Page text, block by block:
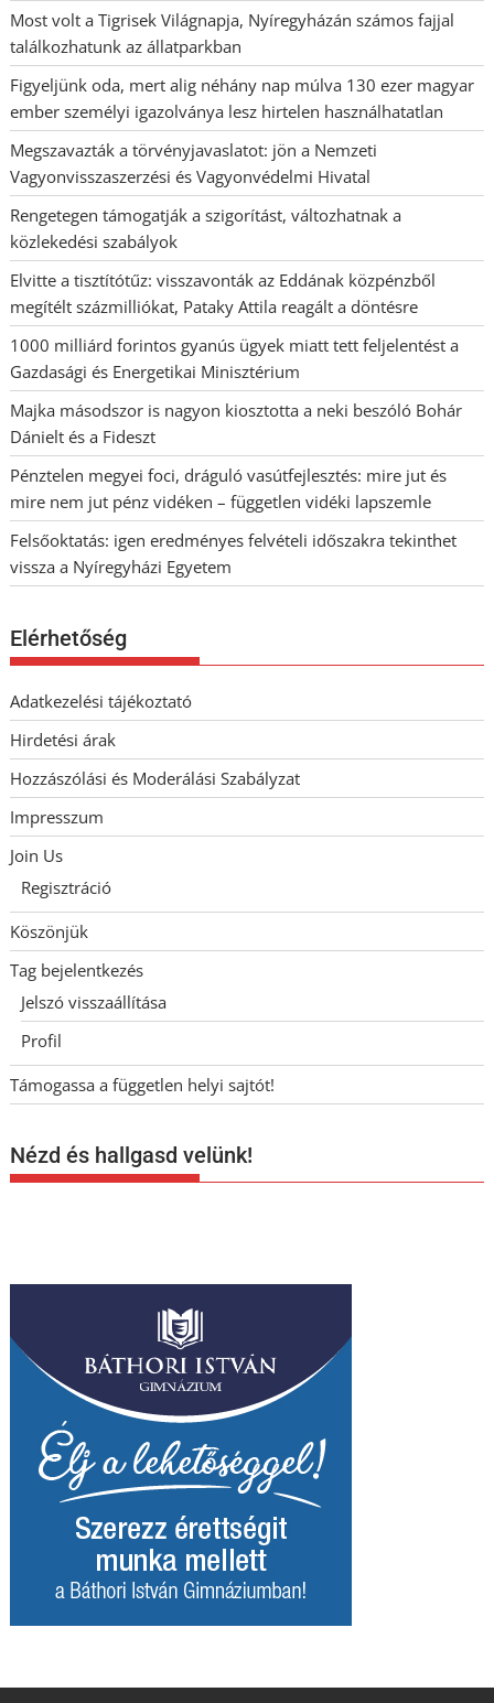
Most volt a Tigrisek Világnapja, Nyíregyházán számos fajjal
találkozhatunk az állatparkban
Figyeljünk oda, mert alig néhány nap múlva 130 ezer magyar
ember személyi igazolványa lesz hirtelen használhatatlan
Megszavazták a törvényjavaslatot: jön a Nemzeti
Vagyonvisszaszerzési és Vagyonvédelmi Hivatal
Rengetegen támogatják a szigorítást, változhatnak a
közlekedési szabályok
Elvitte a tisztítótűz: visszavonták az Eddának közpénzből
megítélt százmilliókat, Pataky Attila reagált a döntésre
1000 milliárd forintos gyanús ügyek miatt tett feljelentést a
Gazdasági és Energetikai Minisztérium
Majka másodszor is nagyon kiosztotta a neki beszóló Bohár
Dánielt és a Fideszt
Pénztelen megyei foci, dráguló vasútfejlesztés: mire jut és
mire nem jut pénz vidéken – független vidéki lapszemle
Felsőoktatás: igen eredményes felvételi időszakra tekinthet
vissza a Nyíregyházi Egyetem
Elérhetőség
Adatkezelési tájékoztató
Hirdetési árak
Hozzászólási és Moderálási Szabályzat
Impresszum
Join Us
Regisztráció
Köszönjük
Tag bejelentkezés
Jelszó visszaállítása
Profil
Támogassa a független helyi sajtót!
Nézd és hallgasd velünk!